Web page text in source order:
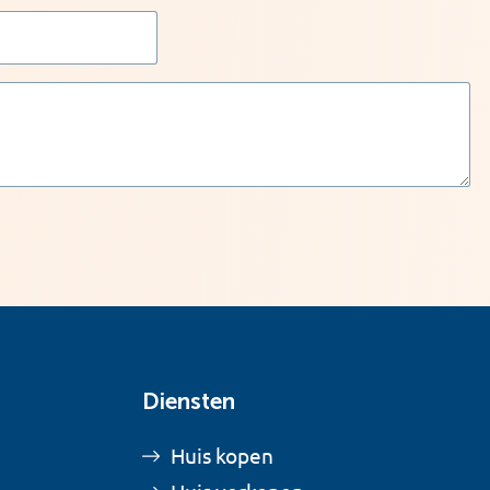
Diensten
Huis kopen